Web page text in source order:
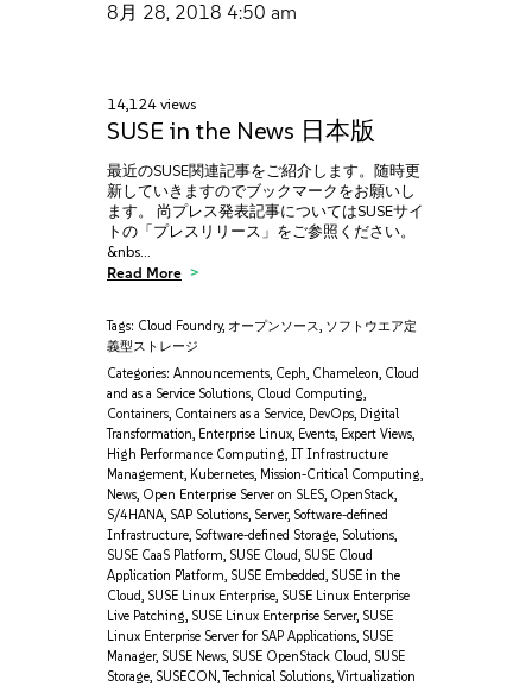
8月 28, 2018 4:50 am
14,124 views
SUSE in the News 日本版
最近のSUSE関連記事をご紹介します。随時更
新していきますのでブックマークをお願いし
ます。 尚プレス発表記事についてはSUSEサイ
トの「プレスリリース」をご参照ください。
&nbs…
Read More
Tags: Cloud Foundry, オープンソース, ソフトウエア定
義型ストレージ
Categories: Announcements, Ceph, Chameleon, Cloud
and as a Service Solutions, Cloud Computing,
Containers, Containers as a Service, DevOps, Digital
Transformation, Enterprise Linux, Events, Expert Views,
High Performance Computing, IT Infrastructure
Management, Kubernetes, Mission-Critical Computing,
News, Open Enterprise Server on SLES, OpenStack,
S/4HANA, SAP Solutions, Server, Software-defined
Infrastructure, Software-defined Storage, Solutions,
SUSE CaaS Platform, SUSE Cloud, SUSE Cloud
Application Platform, SUSE Embedded, SUSE in the
Cloud, SUSE Linux Enterprise, SUSE Linux Enterprise
Live Patching, SUSE Linux Enterprise Server, SUSE
Linux Enterprise Server for SAP Applications, SUSE
Manager, SUSE News, SUSE OpenStack Cloud, SUSE
Storage, SUSECON,Technical Solutions, Virtualization